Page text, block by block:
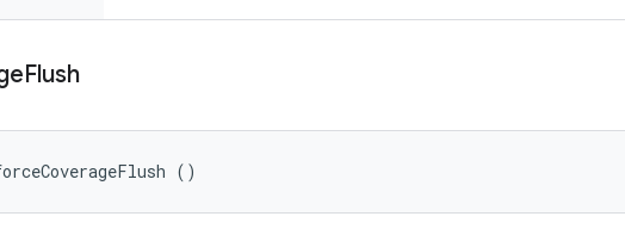
Flush
()